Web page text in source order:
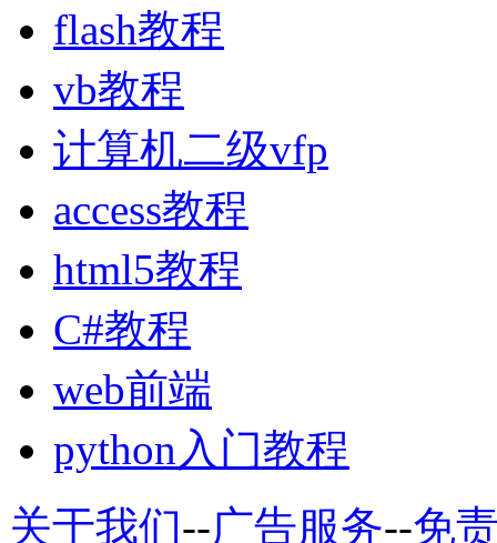
flash教程
vb教程
计算机二级vfp
access教程
html5教程
C#教程
web前端
python入门教程
关于我们--广告服务--免